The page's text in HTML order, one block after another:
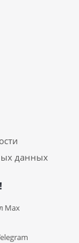
данных
Max